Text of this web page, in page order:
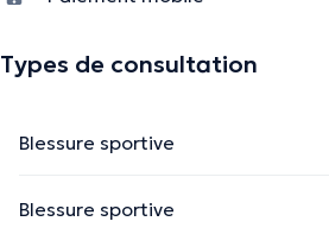
Types de consultation
Blessure sportive
Blessure sportive